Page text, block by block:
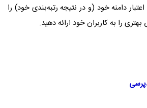
دامنه خود (و در نتیجه رتبه‌بندی خود) را
را به کاربران خود ارائه دهید.